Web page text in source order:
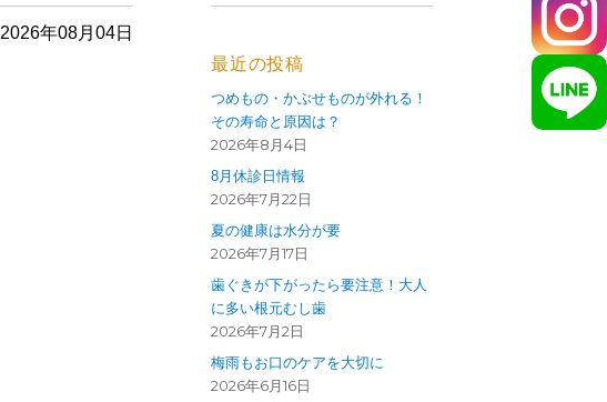
2026年08月04日
最近の投稿
つめもの・かぶせものが外れる！
その寿命と原因は？
2026年8月4日
8月休診日情報
2026年7月22日
夏の健康は水分が要
2026年7月17日
歯ぐきが下がったら要注意！大人
に多い根元むし歯
2026年7月2日
梅雨もお口のケアを大切に
2026年6月16日